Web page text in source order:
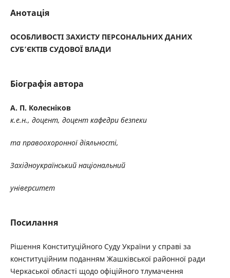
Анотація
ОСОБЛИВОСТІ ЗАХИСТУ ПЕРСОНАЛЬНИХ ДАНИХ
СУБ’ЄКТІВ СУДОВОЇ ВЛАДИ
Біографія автора
А. П. Колесніков
к.е.н., доцент, доцент кафедри безпеки
та правоохоронної діяльності,
Західноукраїнський національний
університет
Посилання
Рішення Конституційного Суду України у справі за
конституційним поданням Жашківської районної ради
Черкаської області щодо офіційного тлумачення